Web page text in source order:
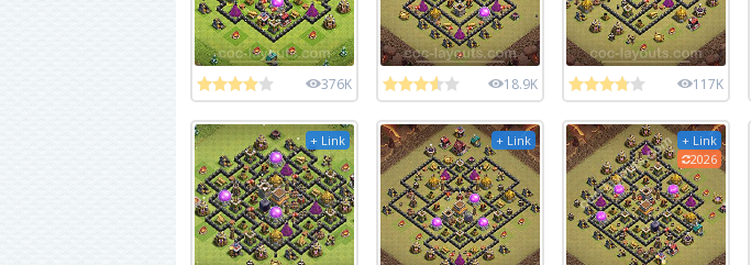
376K 18.9K 117K
+ Link + Link
+ Link
2026